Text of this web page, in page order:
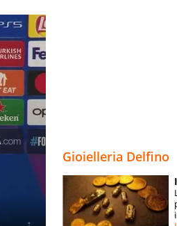
Gioielleria Delfino